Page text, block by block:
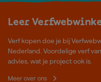
Leer
Verf kopen doe je bij
Nederland. Voordelige verf
advies, wat je project ook is.
Meer over ons